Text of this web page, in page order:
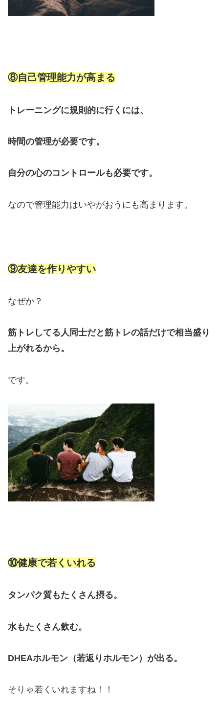
⑧自己管理能力が高まる
トレーニングに規則的に行くには、
時間の管理が必要です。
自分の心のコントロールも必要です。
なので管理能力はいやがおうにも高まります。
⑨友達を作りやすい
なぜか？
筋トレしてる人同士だと筋トレの話だけで相当盛り
上がれるから。
です。
⑩健康で若くいれる
タンパク質もたくさん摂る。
水もたくさん飲む。
DHEAホルモン（若返りホルモン）が出る。
そりゃ若くいれますね！！